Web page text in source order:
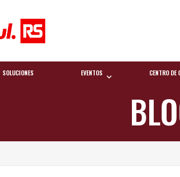
SOLUCIONES EVENTOS CENTRO DE